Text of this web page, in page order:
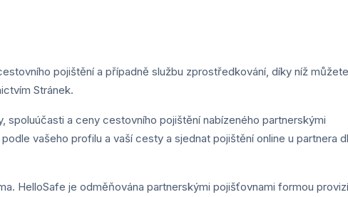
pojištění a případně službu zprostředkování, díky níž můžete
Stránek.
spoluúčasti a ceny cestovního pojištění nabízeného partnerskými
vašeho profilu a vaší cesty a sjednat pojištění online u partnera
HelloSafe je odměňována partnerskými pojišťovnami formou